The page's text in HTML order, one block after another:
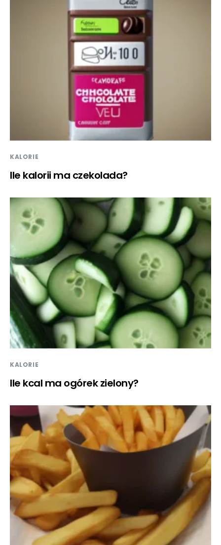
KALORIE
Ile kalorii ma czekolada?
KALORIE
Ile kcal ma ogórek zielony?